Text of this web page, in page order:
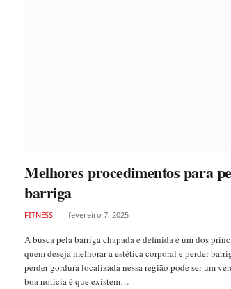
Melhores procedimentos para
barriga
FITNESS fevereiro 7, 2025
A busca pela barriga chapada e definida é um dos
quem deseja melhorar a estética corporal e perder
perder gordura localizada nessa região pode ser um
boa notícia é que existem…